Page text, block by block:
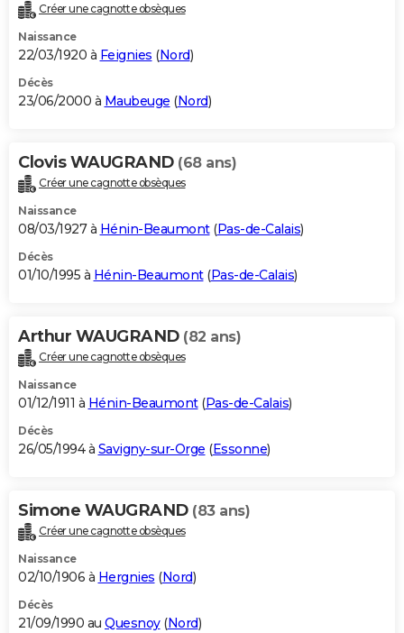
Créer une cagnotte obsèques
Naissance
22/03/1920 à Feignies (Nord)
Décès
23/06/2000 à Maubeuge (Nord)
Clovis WAUGRAND (68 ans)
Créer une cagnotte obsèques
Naissance
08/03/1927 à Hénin-Beaumont(Pas-de-Calais)
Décès
01/10/1995 à Hénin-Beaumont(Pas-de-Calais)
Arthur WAUGRAND (82 ans)
Créer une cagnotte obsèques
Naissance
01/12/1911 à Hénin-Beaumont(Pas-de-Calais)
Décès
26/05/1994 à Savigny-sur-Orge (Essonne)
Simone WAUGRAND (83 ans)
Créer une cagnotte obsèques
Naissance
02/10/1906 à Hergnies (Nord)
Décès
21/09/1990 au Quesnoy(Nord)